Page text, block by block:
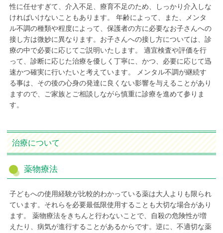
性に任せすぎて、介入不足、療育不足のため、しっかり介入しな
ければいけないこともあります。 年齢によって、また、メンタ
ル不調の種類や程度によって、保護者の方に必要なお子さんへの
接し方は微妙に異なります。お子さんへの接し方については、診
療の中で必要に応じてご説明いたします。 適宜検査や評価を行
って、診断に応じた治療を優しく丁寧に、かつ、必要に応じて迅
速かつ確実に行いたいと考えています。 メンタル不調が継続す
る事は、その後の心身の発達に良くない影響を与えることがあり
ますので、ご家族とご相談しながら慎重に診療を進めて参りま
す。
治療について
薬物療法
子どもへの使用経験が比較的わかっている薬は大人よりも限られ
ています。それらを必要最低限使用することも大切な場合があり
ます。 薬物療法をきちんと行わないことで、自殺の危険性が増
えたり、病気が進行することがあるからです。逆に、不適切な薬